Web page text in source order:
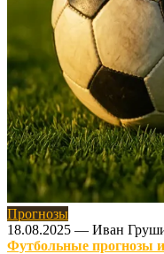
Прогнозы
18.08.2025 — Иван
Футбольные прогнозы